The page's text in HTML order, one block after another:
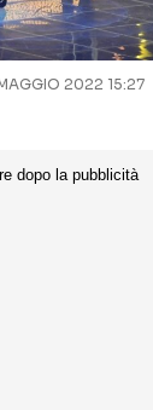
2022 15:27